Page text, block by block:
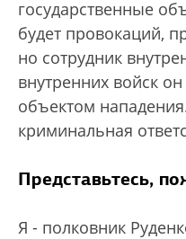
государственные
будет провокаций,
но сотрудник
внутренних войск
объектом
криминальная
Представьтесь,
Я - полковник